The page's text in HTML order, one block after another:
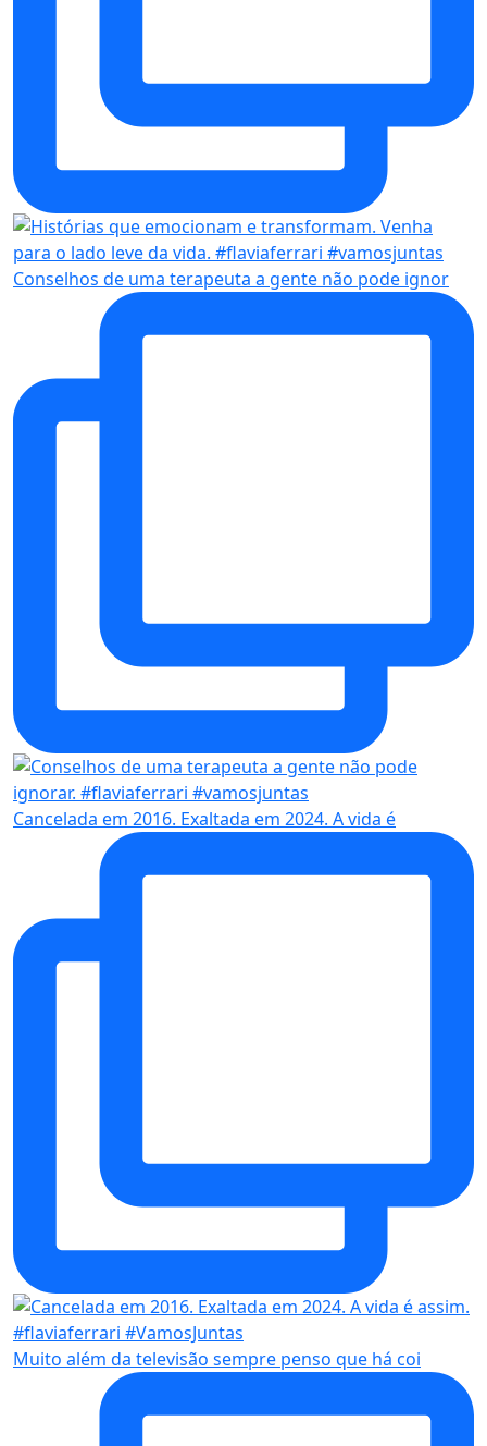
Conselhos de uma terapeuta a gente não pode ignor
Cancelada em 2016. Exaltada em 2024. A vida é
Muito além da televisão sempre penso que há coi